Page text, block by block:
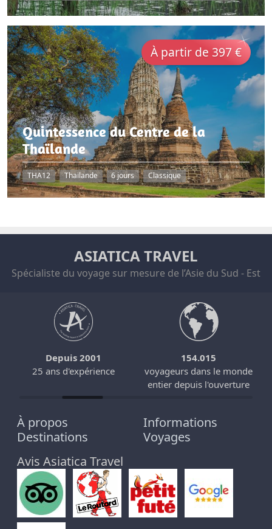
À partir de 397 €
Quintessence du Centre de la
Thaïlande
THA12 Thaïlande 6 jours Classique
ASIATICA TRAVEL
Spécialiste du voyage sur mesure de l’Asie du Sud - Est
Depuis 2001
25 ans d'expérience
154.015
voyageurs dans le monde
entier depuis l'ouverture
À propos
Informations
Destinations
Voyages
Avis Asiatica Travel